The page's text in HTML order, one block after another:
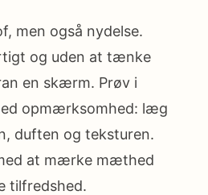
men også nydelse.
og uden at tænke
en skærm. Prøv i
opmærksomhed: læg
duften og teksturen.
at mærke mæthed
tilfredshed.